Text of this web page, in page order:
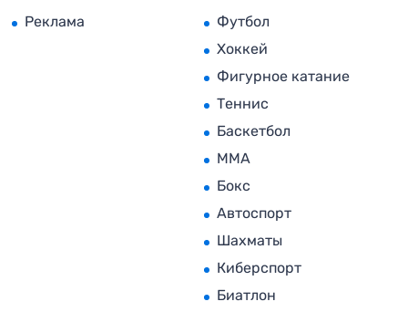
Реклама
Футбол
Хоккей
Фигурное катание
Теннис
Баскетбол
MMA
Бокс
Автоспорт
Шахматы
Киберспорт
Биатлон